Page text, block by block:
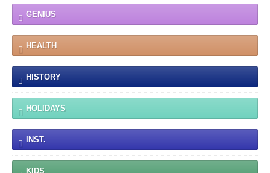
GENIUS
HEALTH
HISTORY
HOLIDAYS
INST.
KIDS